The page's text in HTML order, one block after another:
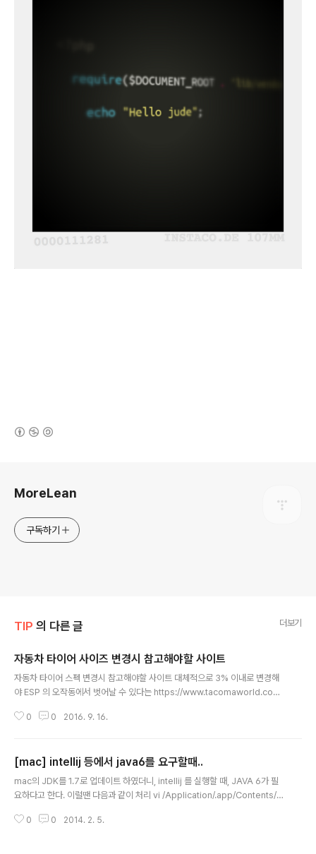
MoreLean
구독하기
TIP 의 다른 글 더보기
자동차 타이어 사이즈 변경시 참고해야할 사이트
자동차 타이어 스펙 변경시 참고해야할 사이트 대체적으로 3% 이내로 변경해
야 ESP 의 오작동에서 벗어날 수 있다는 https://www.tacomaworld.com/
두개 정도의 사이트면 충분할듯 하다. 림폭이란? 현대라.. 맘에 들진 않지만.. ht
ertColumnInfo&knowQnaOpiSn=18634
0 0 2016. 9. 16.
[mac] intellij 등에서 java6를 요구할때..
mac의 JDK를 1.7로 업데이트 하였더니, intellij 를 실행할 때, JAVA 6가 필
요하다고 한다. 이럴땐 다음과 같이 처리 vi /Application/.app/Contents/In
아니라 JVM을 사용하는 다른 모든 Application 에 공통적으로 해당하는 사항
0 0 2014. 2. 5.